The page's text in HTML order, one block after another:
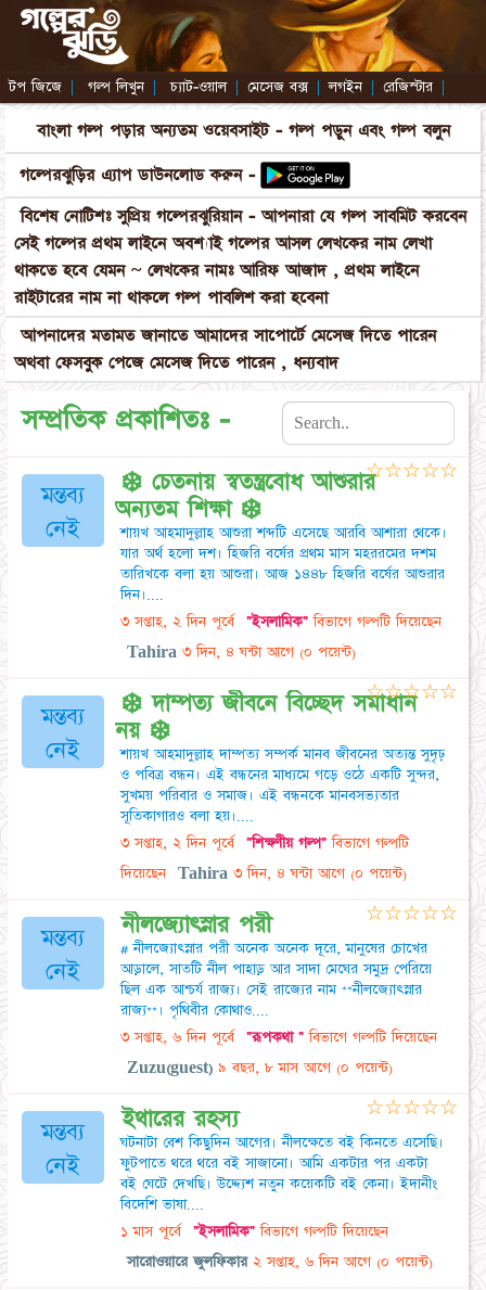
টপ জিজে | গল্প লিখুন | চ্যাট-ওয়াল | মেসেজ বক্স | লগইন | রেজিস্টার |
বাংলা গল্প পড়ার অন্যতম ওয়েবসাইট - গল্প পড়ুন এবং গল্প বলুন
গল্পেরঝুড়ির এ্যাপ ডাউনলোড করুন -
বিশেষ নোটিশঃ সুপ্রিয় গল্পেরঝুরিয়ান - আপনারা যে গল্প সাবমিট করবেন
সেই গল্পের প্রথম লাইনে অবশ্যাই গল্পের আসল লেখকের নাম লেখা
থাকতে হবে যেমন ~ লেখকের নামঃ আরিফ আজাদ , প্রথম লাইনে
রাইটারের নাম না থাকলে গল্প পাবলিশ করা হবেনা
আপনাদের মতামত জানাতে আমাদের সাপোর্টে মেসেজ দিতে পারেন
অথবা ফেসবুক পেজে মেসেজ দিতে পারেন , ধন্যবাদ
সম্প্রতিক প্রকাশিতঃ -
মন্তব্য
নেই
❄️ চেতনায় স্বতন্ত্রবোধ আশুরার
অন্যতম শিক্ষা ❄️
শায়খ আহমাদুল্লাহ আশুরা শব্দটি এসেছে আরবি আশারা থেকে।
যার অর্থ হলো দশ। হিজরি বর্ষের প্রথম মাস মহররমের দশম
তারিখকে বলা হয় আশুরা। আজ ১৪৪৮ হিজরি বর্ষের আশুরার
দিন।....
৩ সপ্তাহ, ২ দিন পূর্বে "ইসলামিক"বিভাগে গল্পটি দিয়েছেন
Tahira ৩ দিন, ৪ ঘন্টা আগে (০ পয়েন্ট)
☆☆☆☆☆
মন্তব্য
নেই
❄️ দাম্পত্য জীবনে বিচ্ছেদ সমাধান
নয় ❄️
শায়খ আহমাদুল্লাহ দাম্পত্য সম্পর্ক মানব জীবনের অত্যন্ত সুদৃঢ়
ও পবিত্র বন্ধন। এই বন্ধনের মাধ্যমে গড়ে ওঠে একটি সুন্দর,
সুখময় পরিবার ও সমাজ। এই বন্ধনকে মানবসভ্যতার
সূতিকাগারও বলা হয়।....
৩ সপ্তাহ, ২ দিন পূর্বে "শিক্ষণীয় গল্প"বিভাগে গল্পটি
দিয়েছেন
Tahira ৩ দিন, ৪ ঘন্টা আগে (০ পয়েন্ট)
☆☆☆☆☆
মন্তব্য
নেই
নীলজ্যোৎস্নার পরী
# নীলজ্যোৎস্নার পরী অনেক অনেক দূরে, মানুষের চোখের
আড়ালে, সাতটি নীল পাহাড় আর সাদা মেঘের সমুদ্র পেরিয়ে
ছিল এক আশ্চর্য রাজ্য। সেই রাজ্যের নাম **নীলজ্যোৎস্নার
রাজ্য**। পৃথিবীর কোথাও....
৩ সপ্তাহ, ৬ দিন পূর্বে "রূপকথা "বিভাগে গল্পটি দিয়েছেন
Zuzu(guest) ৯ বছর, ৮ মাস আগে (০ পয়েন্ট)
☆☆☆☆☆
মন্তব্য
নেই
ইথারের রহস্য
ঘটনাটা বেশ কিছুদিন আগের। নীলক্ষেতে বই কিনতে এসেছি।
ফুটপাতে থরে থরে বই সাজানো। আমি একটার পর একটা
বই ঘেটে দেখছি। উদ্দ্যেশ নতুন কয়েকটি বই কেনা। ইদানীং
বিদেশি ভাষা....
১ মাস পূর্বে "ইসলামিক"বিভাগে গল্পটি দিয়েছেন
সারোওয়ারে জুলফিকার ২ সপ্তাহ, ৬ দিন আগে (০ পয়েন্ট)
☆☆☆☆☆